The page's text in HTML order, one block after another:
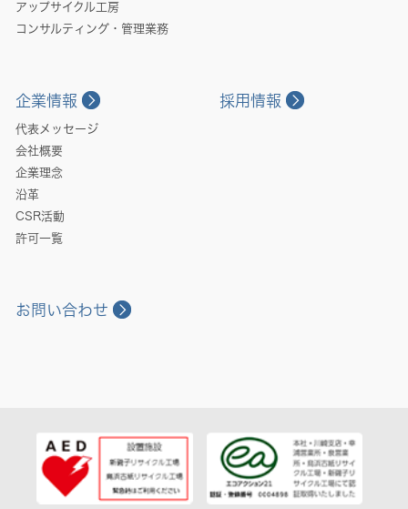
アップサイクル工房
コンサルティング・管理業務
企業情報
代表メッセージ
会社概要
企業理念
沿革
CSR活動
許可一覧
採用情報
お問い合わせ